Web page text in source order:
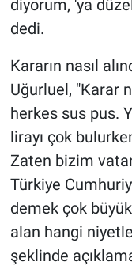
diyorum, 'ya
dedi.
Kararın nasıl
Uğurluel, "Karar
herkes sus pus.
lirayı çok
Zaten bizim
Türkiye
demek çok
alan hangi
şeklinde